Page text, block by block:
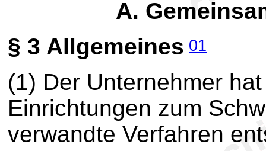
A.
§ 3 Allgemeines 01
(1) Der Unternehmer
Einrichtungen zum
verwandte Verfahren